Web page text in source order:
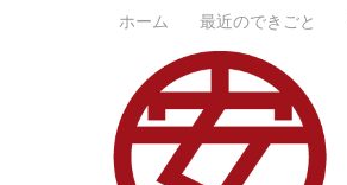
ホーム 最近のできごと